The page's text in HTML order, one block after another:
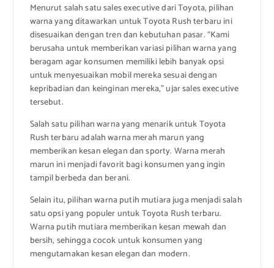
Menurut salah satu sales executive dari Toyota, pilihan
warna yang ditawarkan untuk Toyota Rush terbaru ini
disesuaikan dengan tren dan kebutuhan pasar. “Kami
berusaha untuk memberikan variasi pilihan warna yang
beragam agar konsumen memiliki lebih banyak opsi
untuk menyesuaikan mobil mereka sesuai dengan
kepribadian dan keinginan mereka,” ujar sales executive
tersebut.
Salah satu pilihan warna yang menarik untuk Toyota
Rush terbaru adalah warna merah marun yang
memberikan kesan elegan dan sporty. Warna merah
marun ini menjadi favorit bagi konsumen yang ingin
tampil berbeda dan berani.
Selain itu, pilihan warna putih mutiara juga menjadi salah
satu opsi yang populer untuk Toyota Rush terbaru.
Warna putih mutiara memberikan kesan mewah dan
bersih, sehingga cocok untuk konsumen yang
mengutamakan kesan elegan dan modern.